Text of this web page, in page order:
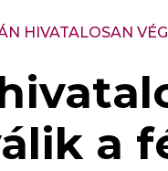
HIVATALOSAN
a